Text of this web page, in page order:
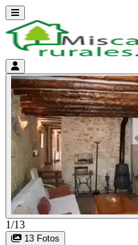
Abrir menú
Menú de cuenta
1/13
13 Fotos